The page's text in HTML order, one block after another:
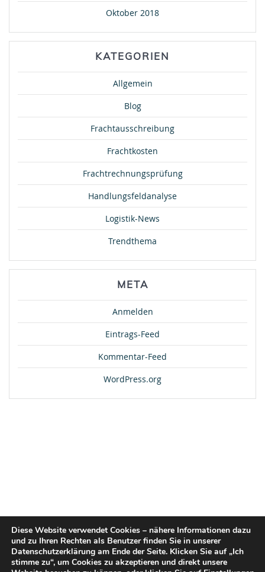
Oktober 2018
KATEGORIEN
Allgemein
Blog
Frachtausschreibung
Frachtkosten
Frachtrechnungsprüfung
Handlungsfeldanalyse
Logistik-News
Trendthema
META
Anmelden
Eintrags-Feed
Kommentar-Feed
WordPress.org
Diese Website verwendet Cookies – nähere Informationen dazu
und zu Ihren Rechten als Benutzer finden Sie in unserer
Datenschutzerklärung am Ende der Seite. Klicken Sie auf „Ich
stimme zu“, um Cookies zu akzeptieren und direkt unsere